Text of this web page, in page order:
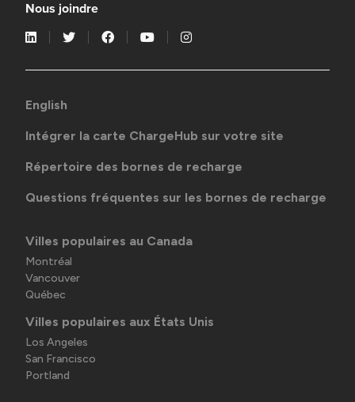
Nous joindre
English
Intégrer la carte ChargeHub sur votre site
Répertoire des bornes de recharge
Questions fréquentes sur les bornes de recharge
Villes populaires au Canada
Montréal
Vancouver
Québec
Villes populaires aux États Unis
Los Angeles
San Francisco
Portland